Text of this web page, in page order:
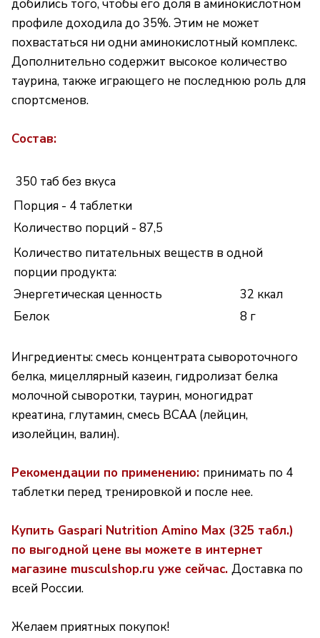
добились того, чтобы его доля в аминокислотном
профиле доходила до 35%. Этим не может
похвастаться ни одни аминокислотный комплекс.
Дополнительно содержит высокое количество
таурина, также играющего не последнюю роль для
спортсменов.
Состав:
350 таб без вкуса
Порция - 4 таблетки
Количество порций - 87,5
Количество питательных веществ в одной
порции продукта:
Энергетическая ценность
32 ккал
Белок
8 г
Ингредиенты: смесь концентрата сывороточного
белка, мицеллярный казеин, гидролизат белка
молочной сыворотки, таурин, моногидрат
креатина, глутамин, смесь BCAA (лейцин,
изолейцин, валин).
Рекомендации по применению: принимать по 4
таблетки перед тренировкой и после нее.
Купить Gaspari Nutrition Amino Max (325 табл.)
по выгодной цене вы можете в интернет
магазине musculshop.ru уже сейчас. Доставка по
всей России.
Желаем приятных покупок!